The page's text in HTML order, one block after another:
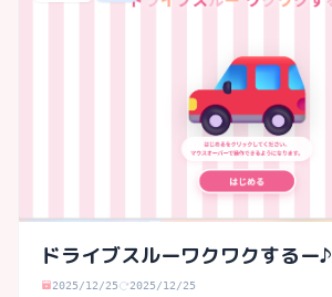
ドライブスルーワクワクするー♪
2025/12/25 2025/12/25